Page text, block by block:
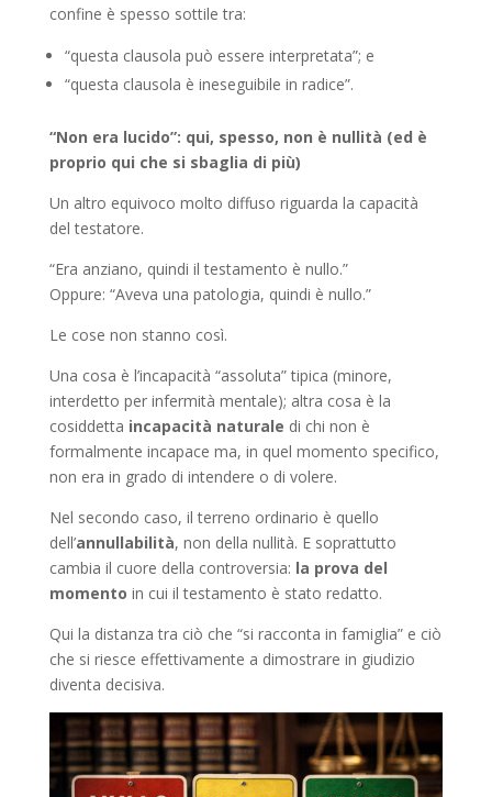
confine è spesso sottile tra:
“questa clausola può essere interpretata”; e
“questa clausola è ineseguibile in radice”.
“Non era lucido”: qui, spesso, non è nullità (ed è
proprio qui che si sbaglia di più)
Un altro equivoco molto diffuso riguarda la capacità
del testatore.
“Era anziano, quindi il testamento è nullo.”
Oppure: “Aveva una patologia, quindi è nullo.”
Le cose non stanno così.
Una cosa è l’incapacità “assoluta” tipica (minore,
interdetto per infermità mentale); altra cosa è la
cosiddetta incapacità naturale di chi non è
formalmente incapace ma, in quel momento specifico,
non era in grado di intendere o di volere.
Nel secondo caso, il terreno ordinario è quello
dell’annullabilità, non della nullità. E soprattutto
cambia il cuore della controversia: la prova del
momento in cui il testamento è stato redatto.
Qui la distanza tra ciò che “si racconta in famiglia” e ciò
che si riesce effettivamente a dimostrare in giudizio
diventa decisiva.